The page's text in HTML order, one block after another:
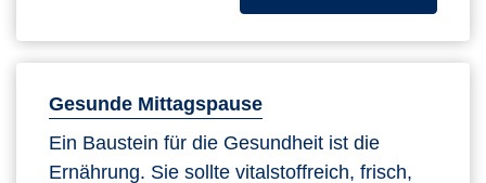
Gesunde Mittagspause
Ein Baustein für die Gesundheit ist die
Ernährung. Sie sollte vitalstoffreich, frisch,